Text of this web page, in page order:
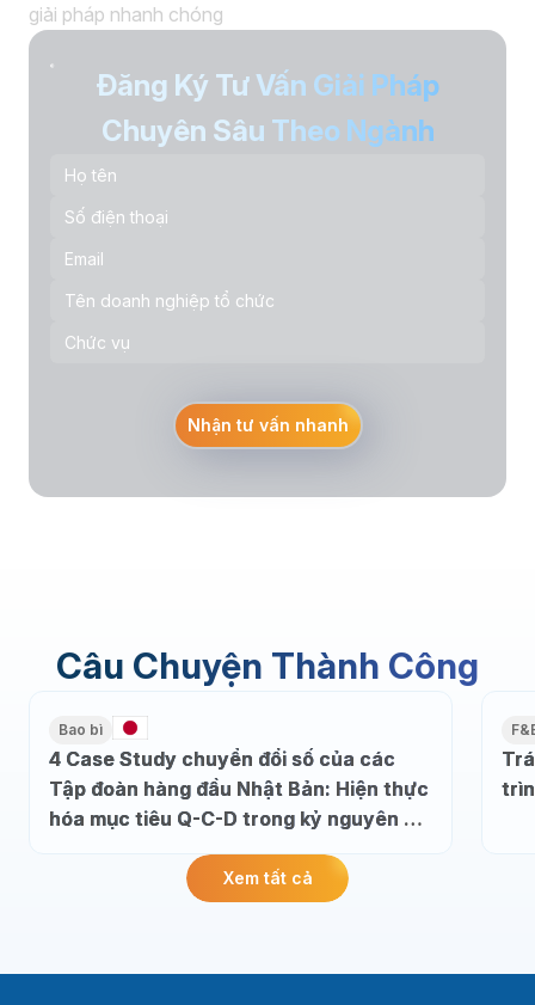
giải pháp nhanh chóng
Đăng Ký Tư Vấn Giải Pháp
Chuyên Sâu Theo Ngành
Nhận tư vấn nhanh
Câu Chuyện Thành Công
Bao bì
4 Case Study chuyển đổi số của các
Tập đoàn hàng đầu Nhật Bản: Hiện thực
hóa mục tiêu Q-C-D trong kỷ nguyên dữ
Xem tất cả